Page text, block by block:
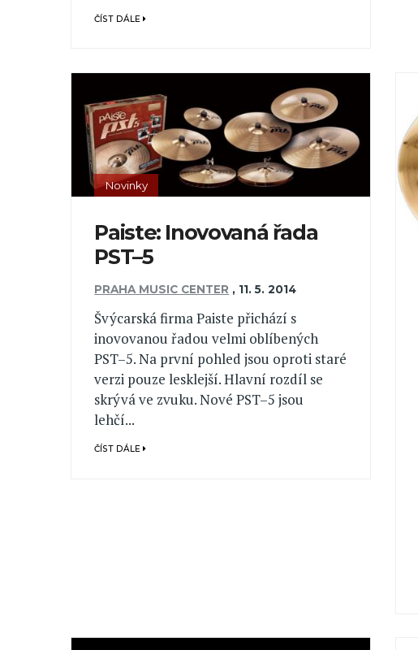
ČÍST DÁLE
Novinky
Paiste: Inovovaná řada
PST–5
PRAHA MUSIC CENTER , 11. 5. 2014
Švýcarská firma Paiste přichází s
inovovanou řadou velmi oblíbených
PST–5. Na první pohled jsou oproti staré
verzi pouze lesklejší. Hlavní rozdíl se
skrývá ve zvuku. Nové PST–5 jsou
lehčí...
ČÍST DÁLE